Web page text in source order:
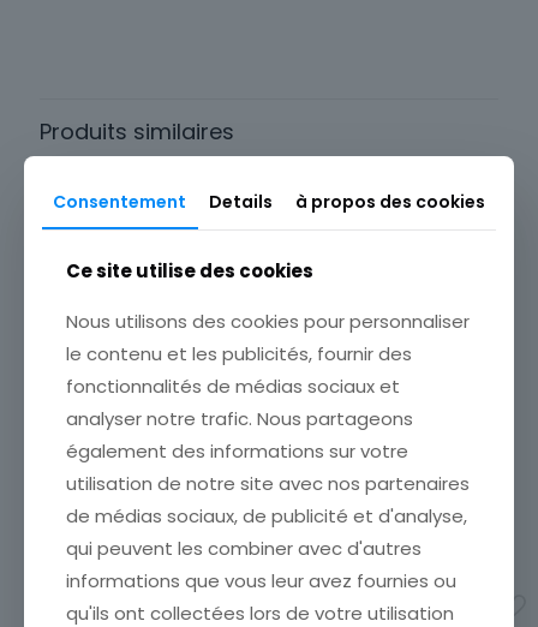
Thème
Sous-thème
CONSTRUCTION
Type
Produits similaires
VUES GENERALE PRISE DU
MONT CHEVALIER
2,90€
Ajouter au panier
CARTE POSTALE TOULON LE
LITTORAL UN COIN DE
JARDIN
ETAT VOIR SCAN Cumulez
vos achats en visitant ma
boutique afin de réduire
vos frais de port. Attendez
que nous ayons calculé les
frais de port[…]
3,00€
Ajouter au panier
Consentement Details à propos des cookies
Ce site utilise des cookies
Nous utilisons des cookies pour personnaliser
le contenu et les publicités, fournir des
fonctionnalités de médias sociaux et
analyser notre trafic. Nous partageons
également des informations sur votre
utilisation de notre site avec nos partenaires
de médias sociaux, de publicité et d'analyse,
qui peuvent les combiner avec d'autres
informations que vous leur avez fournies ou
qu'ils ont collectées lors de votre utilisation